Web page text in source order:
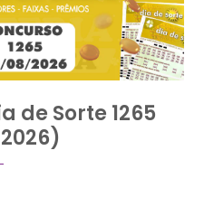
de Sorte 1265